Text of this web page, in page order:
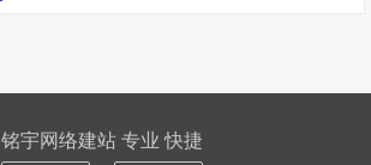
铭宇网络建站 专业 快捷